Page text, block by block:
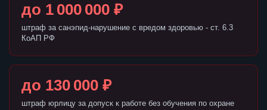
до 1 000 000 ₽
штраф за санэпид-нарушение с вредом здоровью - ст. 6.3
КоАП РФ
до 130 000 ₽
штраф юрлицу за допуск к работе без обучения по охране